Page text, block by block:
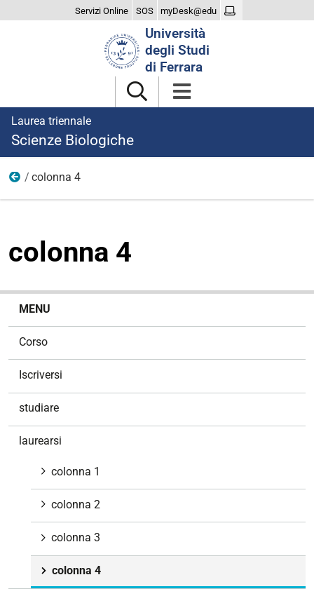
Servizi Online SOS myDesk@edu
Università
degli Studi
di Ferrara
Laurea triennale
Scienze Biologiche
laurearsi
colonna 4
colonna 4
MENU
Corso
Iscriversi
studiare
laurearsi
colonna 1
colonna 2
colonna 3
colonna 4